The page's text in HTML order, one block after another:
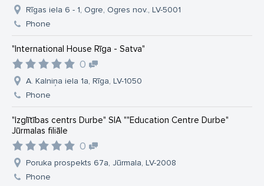
Rīgas iela 6 - 1, Ogre, Ogres nov., LV-5001
Phone
"International House Rīga - Satva"
0
A. Kalniņa iela 1a, Rīga, LV-1050
Phone
"Izglītības centrs Durbe" SIA ""Education Centre Durbe"
Jūrmalas filiāle
0
Poruka prospekts 67a, Jūrmala, LV-2008
Phone